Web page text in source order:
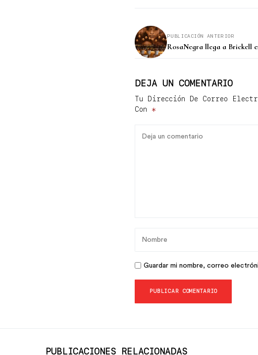
PUBLICACIÓN ANTERIOR
RosaNegra llega a Brickell
DEJA UN COMENTARIO
Tu Dirección De Correo
Con *
Guardar mi nombre, correo
PUBLICACIONES RELACIONADAS